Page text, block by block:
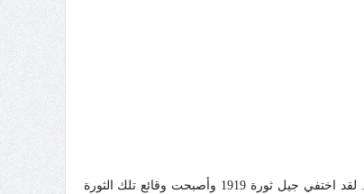
تري كيف ستكون صورة مصر في عيون المصريين في 25 يناير 2041 أي بعد ثلاثين عاما حين يقترب شباب 25 يناير 2011 من سن الكهولة أو التقاعد. لقد اختفي جيل ثورة 1919 وأصبحت وقائع تلك الثورة